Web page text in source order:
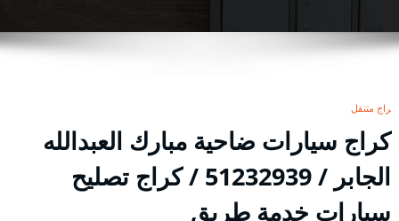
كراج متنقل
كراج سيارات ضاحية مبارك العبدالله
الجابر / 51232939‬ / كراج تصليح
سيارات خدمة طريق